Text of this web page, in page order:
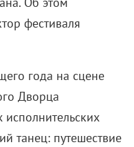
фестиваля
года на сцене
Дворца
танец: путешествие